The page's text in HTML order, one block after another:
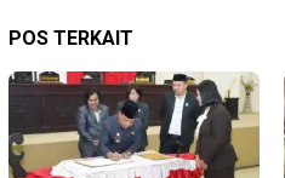
POS TERKAIT